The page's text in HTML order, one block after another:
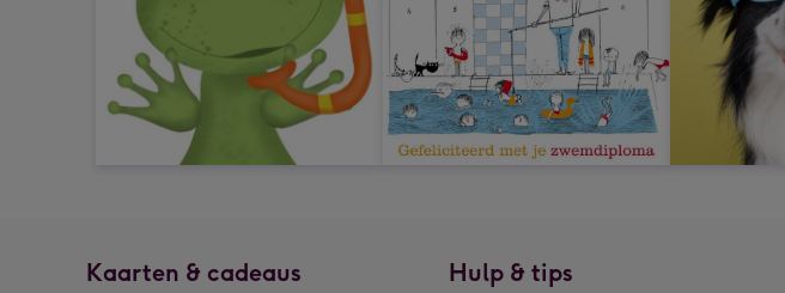
Kaarten & cadeaus Hulp & tips